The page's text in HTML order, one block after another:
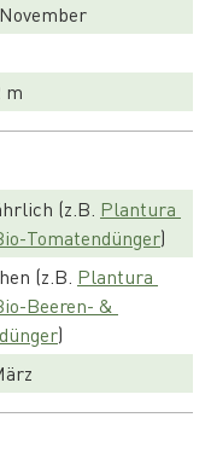
m
(z.B. Plantura
Tomatendünger)
(z.B. Plantura
Beeren- &
)